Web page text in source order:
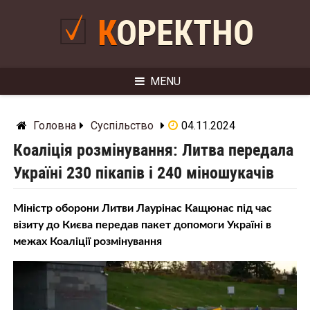
КОРЕКТНО
MENU
Головна Суспільство 04.11.2024
Коаліція розмінування: Литва передала
Україні 230 пікапів і 240 міношукачів
Міністр оборони Литви Лаурінас Кащюнас під час
візиту до Києва передав пакет допомоги Україні в
межах Коаліції розмінування